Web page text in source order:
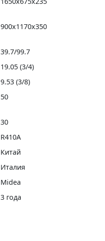
900x1170x350
39.7/99.7
19.05 (3/4)
9.53 (3/8)
50
30
R410A
Китай
Италия
Midea
3 года